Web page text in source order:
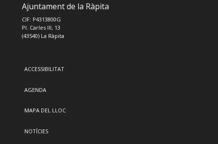
Ajuntament de la Ràpita
CIF: P4313800G
Pl. Carles III, 13
(43540) La Ràpita
ACCESSIBILITAT
AGENDA
MAPA DEL LLOC
NOTÍCIES